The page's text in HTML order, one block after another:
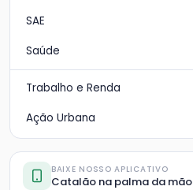
SAE
Saúde
Trabalho e Renda
Ação Urbana
BAIXE NOSSO APLICATIVO
Catalão na palma da mão